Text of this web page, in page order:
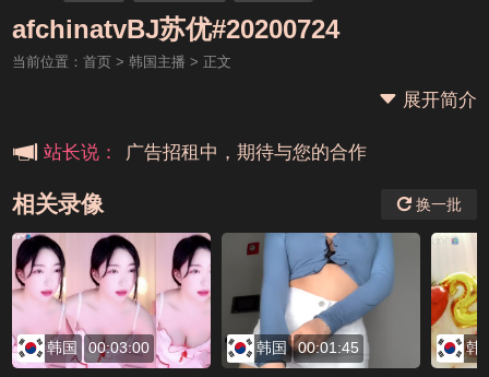
afchinatvBJ苏优#20200724
当前位置： 首页> 韩国主播 > 正文
展开简介
站长说：
本站大事件(19j网站发展历程)
广告招租中，期待与您的合作
相关录像 换一批
韩国 00:03:00 韩国 00:01:45 韩